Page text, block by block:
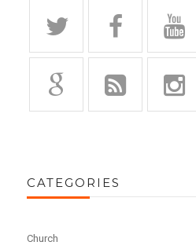
CATEGORIES
Church